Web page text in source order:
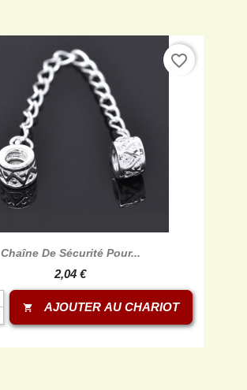
Chaîne De Sécurité Pour...
2,04 €
shopping_cart AJOUTER AU CHARIOT
favorite_border